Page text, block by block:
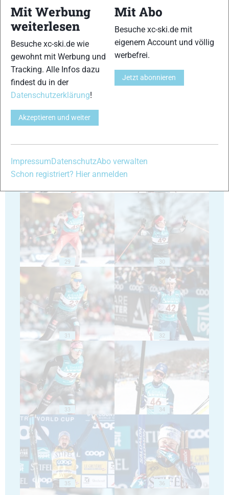
23 24
25
29 30
31 32
33 34
35 36
Mit Werbung
weiterlesen
Besuche xc-ski.de wie
gewohnt mit Werbung und
Tracking. Alle Infos dazu
findest du in der
Datenschutzerklärung!
Akzeptieren und weiter
Mit Abo
Besuche xc-ski.de mit
eigenem Account und völlig
werbefrei.
Jetzt abonnieren
ImpressumDatenschutzAbo verwalten
Schon registriert? Hier anmelden